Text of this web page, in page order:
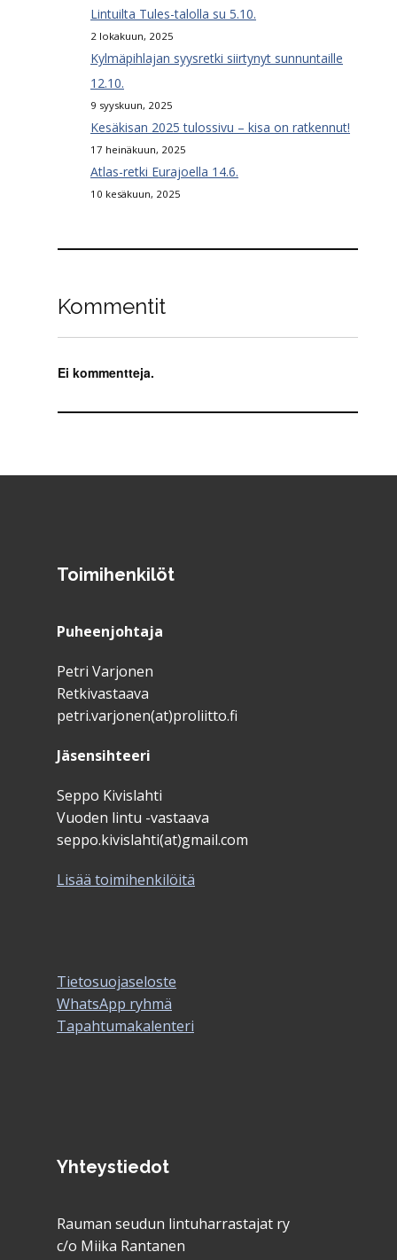
Lintuilta Tules-talolla su 5.10.
2 lokakuun, 2025
Kylmäpihlajan syysretki siirtynyt sunnuntaille
12.10.
9 syyskuun, 2025
Kesäkisan 2025 tulossivu – kisa on ratkennut!
17 heinäkuun, 2025
Atlas-retki Eurajoella 14.6.
10 kesäkuun, 2025
Kommentit
Ei kommentteja.
Toimihenkilöt
Puheenjohtaja
Petri Varjonen
Retkivastaava
petri.varjonen(at)proliitto.fi
Jäsensihteeri
Seppo Kivislahti
Vuoden lintu -vastaava
seppo.kivislahti(at)gmail.com
Lisää toimihenkilöitä
Tietosuojaseloste
WhatsApp ryhmä
Tapahtumakalenteri
Yhteystiedot
Rauman seudun lintuharrastajat ry
c/o Miika Rantanen